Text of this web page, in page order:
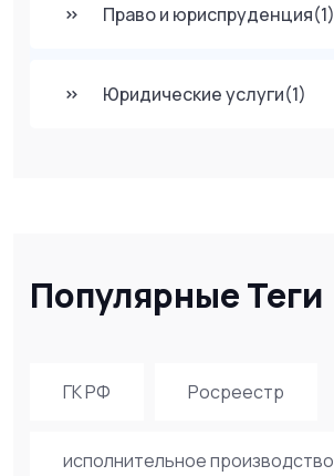
Право и юриспруденция(1)
Юридические услуги(1)
Популярные Теги
ГК РФ Росреестр
исполнительное производство